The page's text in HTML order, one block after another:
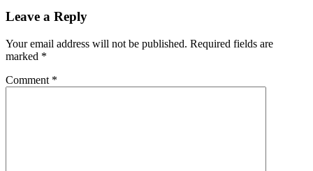
Leave a Reply
Your email address will not be published. Required fields are
marked *
Comment *